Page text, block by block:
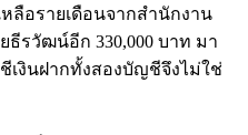
ลือรายเดือนจากสำนักงาน
รวัฒน์อีก 330,000 บาท มา
งินฝากทั้งสองบัญชีจึงไม่ใช่